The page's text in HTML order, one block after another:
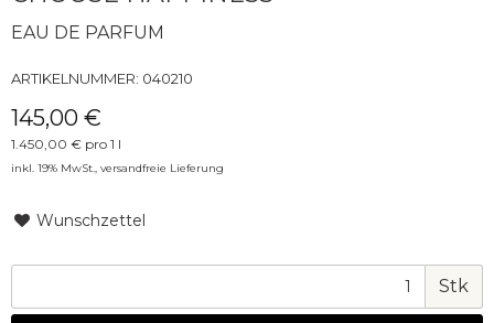
EAU DE PARFUM
ARTIKELNUMMER: 040210
145,00 €
1.450,00 € pro 1 l
inkl. 19% MwSt., versandfreie Lieferung
Wunschzettel
Stk